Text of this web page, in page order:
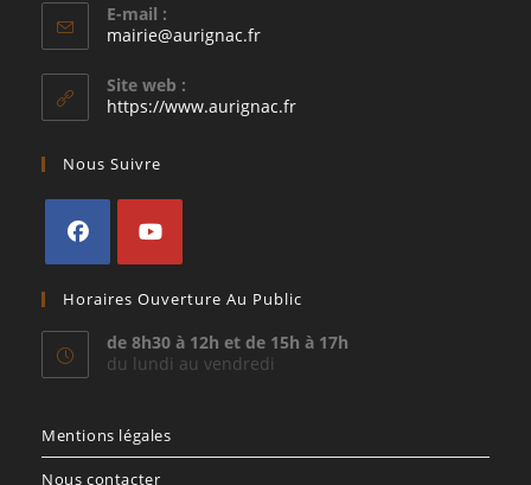
E-mail :
mairie@aurignac.frS’ouvre
application
Site web :
https://www.aurignac.fr
Nous Suivre
dans
un
nouvel
dans
un
nouvel
Horaires Ouverture Au Public
de 8h30 à 12h et de 15h à 17h
du lundi au vendredi
Mentions légales
Nous contacter